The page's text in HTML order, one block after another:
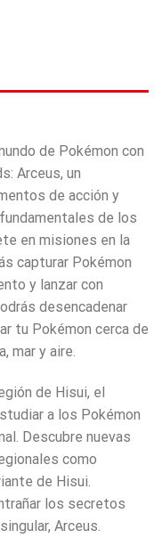
de Pokémon con
Arceus, un
de acción y
de los
en misiones en la
capturar Pokémon
y lanzar con
desencadenar
tu Pokémon cerca de
mar y aire.
de Hisui, el
a los Pokémon
Descubre nuevas
como
de Hisui.
los secretos
Arceus.